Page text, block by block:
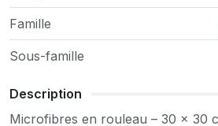
Famille
Sous-famille
Description
Microfibres en rouleau – 30 x 30